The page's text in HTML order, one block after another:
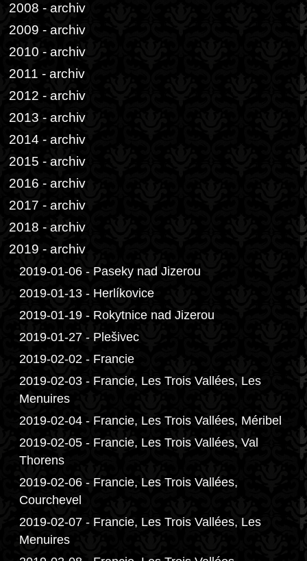
2008 - archiv
2009 - archiv
2010 - archiv
2011 - archiv
2012 - archiv
2013 - archiv
2014 - archiv
2015 - archiv
2016 - archiv
2017 - archiv
2018 - archiv
2019 - archiv
2019-01-06 - Paseky nad Jizerou
2019-01-13 - Herlíkovice
2019-01-19 - Rokytnice nad Jizerou
2019-01-27 - Plešivec
2019-02-02 - Francie
2019-02-03 - Francie, Les Trois Vallées, Les
Menuires
2019-02-04 - Francie, Les Trois Vallées, Méribel
2019-02-05 - Francie, Les Trois Vallées, Val
Thorens
2019-02-06 - Francie, Les Trois Vallées,
Courchevel
2019-02-07 - Francie, Les Trois Vallées, Les
Menuires